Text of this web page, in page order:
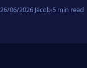
26/06/2026·Jacob·5 min read